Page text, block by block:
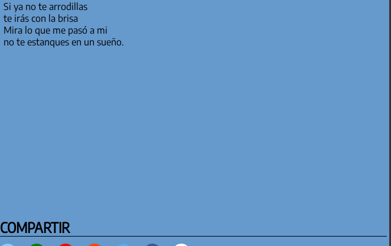
Si ya no te arrodillas
te irás con la brisa
Mira lo que me pasó a mi
no te estanques en un sueño.
COMPARTIR